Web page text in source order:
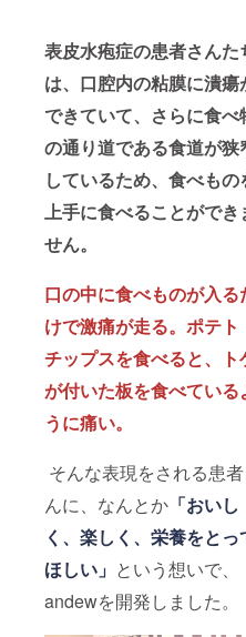
表皮水疱症の患者さんた
は、口腔内の粘膜に潰瘍
できていて、さらに食べ
の通り道である食道が狭
しているため、食べもの
上手に食べることができ
せん。
口の中に食べものが入る
けで激痛が走る。ポテト
チップスを食べると、ト
が付いた板を食べている
うに痛い。
そんな表現をされる患者
んに、なんとか 「おいし
く、楽しく、栄養をとっ
ほしい」 という想いで、
andewを開発しました。